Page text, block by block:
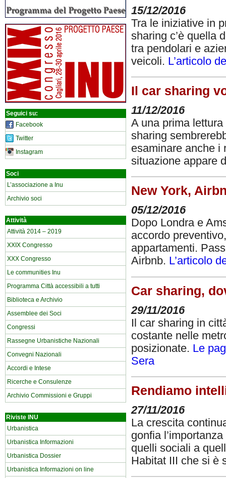
Seguici su:
Facebook
Twitter
Instagram
Soci
L’associazione a Inu
Archivio soci
Attività
Attività 2014 – 2019
XXIX Congresso
XXX Congresso
Le communities Inu
Programma Città accessibili a tutti
Biblioteca e Archivio
Assemblee dei Soci
Congressi
Rassegne Urbanistiche Nazionali
Convegni Nazionali
Accordi e Intese
Ricerche e Consulenze
Archivio Commissioni e Gruppi
Riviste INU
Urbanistica
Urbanistica Informazioni
Urbanistica Dossier
Urbanistica Informazioni on line
15/12/2016
Tra le iniziative in
sharing c’è quella
tra pendolari e
veicoli. L’articolo
Il car sharing
11/12/2016
A una prima
sharing
esaminare anche i
situazione appare
New York,
05/12/2016
Dopo Londra e
accordo
appartamenti.
Airbnb. L’articolo
Car sharing,
29/11/2016
Il car sharing in
costante nelle
posizionate. Le
Sera
Rendiamo
27/11/2016
La crescita
gonfia
quelli sociali a
Habitat III che si è